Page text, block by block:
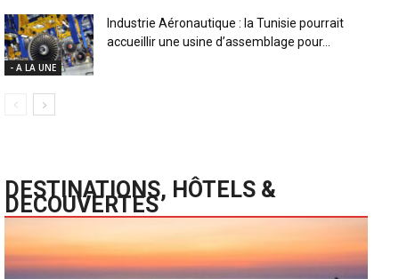
- A LA UNE
Industrie Aéronautique : la Tunisie pourrait
accueillir une usine d’assemblage pour...
DESTINATIONS, HÔTELS &
DECOUVERTES